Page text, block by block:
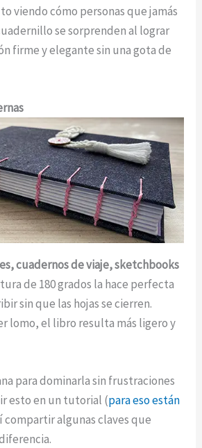
viendo cómo personas que jamás
se sorprenden al lograr
firme y elegante sin una gota de
cuadernos de viaje, sketchbooks
de 180 grados la hace perfecta
sin que las hojas se cierren.
lomo, el libro resulta más ligero y
para dominarla sin frustraciones
esto en un tutorial (para eso están
compartir algunas claves que